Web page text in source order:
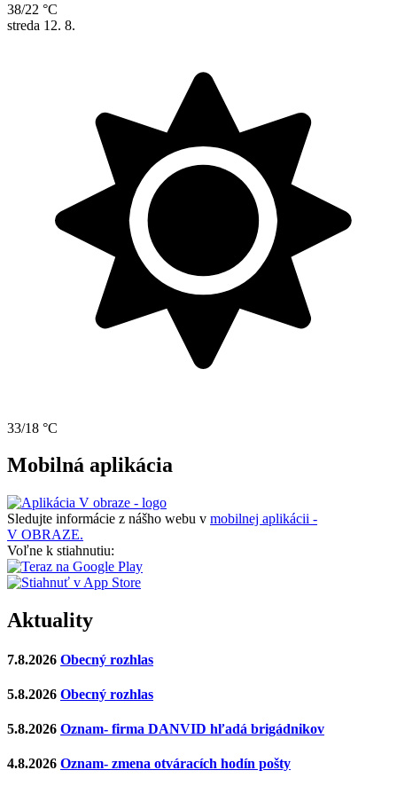
38/22 °C
streda 12. 8.
33/18 °C
Mobilná aplikácia
Sledujte informácie z nášho webu v mobilnej aplikácii -
V OBRAZE.
Voľne k stiahnutiu:
Aktuality
7.8.2026 Obecný rozhlas
5.8.2026 Obecný rozhlas
5.8.2026 Oznam- firma DANVID hľadá brigádnikov
4.8.2026 Oznam- zmena otváracích hodín pošty